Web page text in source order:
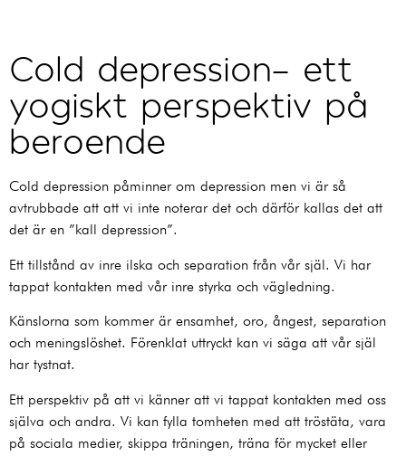
Cold depression- ett
yogiskt perspektiv på
beroende
Cold depression påminner om depression men vi är så
avtrubbade att att vi inte noterar det och därför kallas det att
det är en ”kall depression”.
Ett tillstånd av inre ilska och separation från vår själ. Vi har
tappat kontakten med vår inre styrka och vägledning.
Känslorna som kommer är ensamhet, oro, ångest, separation
och meningslöshet. Förenklat uttryckt kan vi säga att vår själ
har tystnat.
Ett perspektiv på att vi känner att vi tappat kontakten med oss
själva och andra. Vi kan fylla tomheten med att tröstäta, vara
på sociala medier, skippa träningen, träna för mycket eller